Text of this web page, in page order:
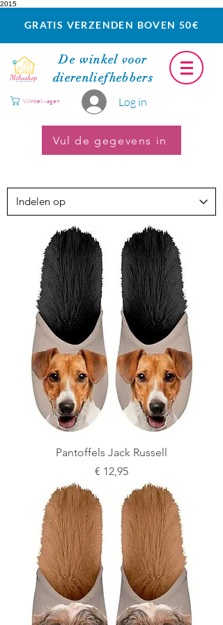
2015
GRATIS VERZENDEN BOVEN 50€
De winkel voor
dierenliefhebbers
Log in
Winkelwagen
Vul de gegevens in
Pantoffels Jack Russell
Prijs
€ 12,95